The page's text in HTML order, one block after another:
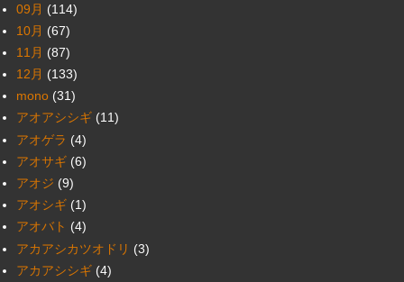
09月 (114)
10月 (67)
11月 (87)
12月 (133)
mono (31)
アオアシシギ (11)
アオゲラ (4)
アオサギ (6)
アオジ (9)
アオシギ (1)
アオバト (4)
アカアシカツオドリ (3)
アカアシシギ (4)